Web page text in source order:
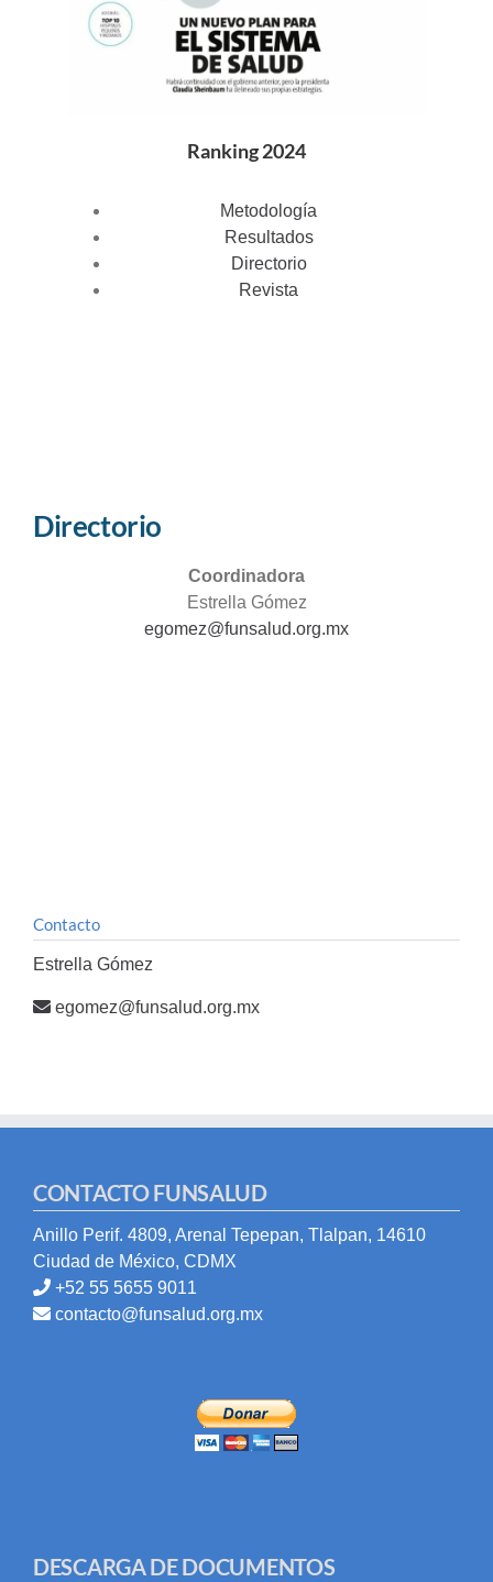
Ranking 2024
Metodología
Resultados
Directorio
Revista
Directorio
Coordinadora
Estrella Gómez
egomez@funsalud.org.mx
Contacto
Estrella Gómez
egomez@funsalud.org.mx
CONTACTO FUNSALUD
Anillo Perif. 4809, Arenal Tepepan, Tlalpan, 14610
Ciudad de México, CDMX
+52 55 5655 9011
contacto@funsalud.org.mx
DESCARGA DE DOCUMENTOS